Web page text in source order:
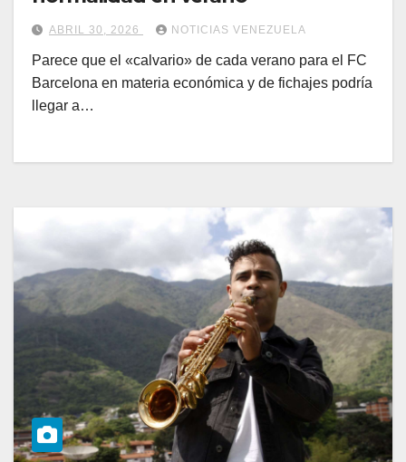
ABRIL 30, 2026 NOTICIAS VENEZUELA
Parece que el «calvario» de cada verano para el FC
Barcelona en materia económica y de fichajes podría
llegar a…